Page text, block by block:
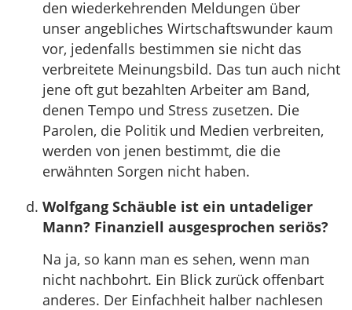
den wiederkehrenden Meldungen über
unser angebliches Wirtschaftswunder kaum
vor, jedenfalls bestimmen sie nicht das
verbreitete Meinungsbild. Das tun auch nicht
jene oft gut bezahlten Arbeiter am Band,
denen Tempo und Stress zusetzen. Die
Parolen, die Politik und Medien verbreiten,
werden von jenen bestimmt, die die
erwähnten Sorgen nicht haben.
Wolfgang Schäuble ist ein untadeliger
Mann? Finanziell ausgesprochen seriös?
Na ja, so kann man es sehen, wenn man
nicht nachbohrt. Ein Blick zurück offenbart
anderes. Der Einfachheit halber nachlesen